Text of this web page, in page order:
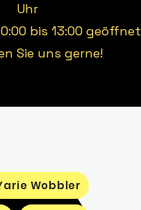
Uhr
bis 13:00 geöffnet
Sie uns gerne!
Wobbler